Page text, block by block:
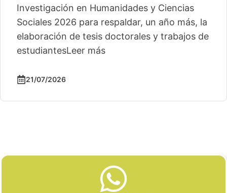
Investigación en Humanidades y Ciencias
Sociales 2026 para respaldar, un año más, la
elaboración de tesis doctorales y trabajos de
estudiantesLeer más
21/07/2026